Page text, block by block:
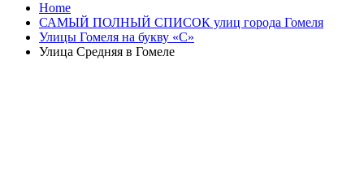
Home
САМЫЙ ПОЛНЫЙ СПИСОК улиц города Гомеля
Улицы Гомеля на букву «С»
Улица Средняя в Гомеле